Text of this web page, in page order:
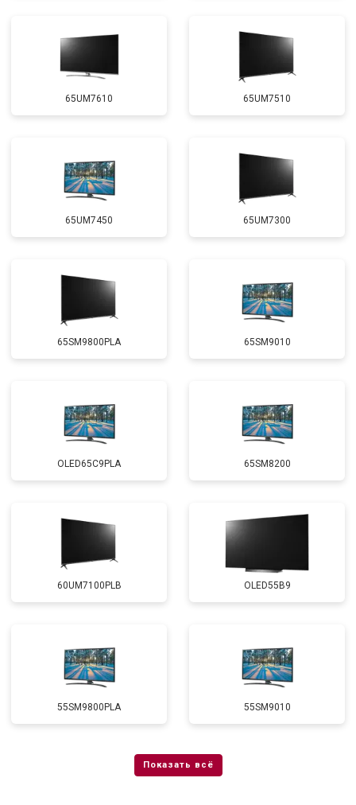
65UM7610 65UM7510
65UM7450 65UM7300
65SM9800PLA 65SM9010
OLED65C9PLA 65SM8200
60UM7100PLB OLED55B9
55SM9800PLA 55SM9010